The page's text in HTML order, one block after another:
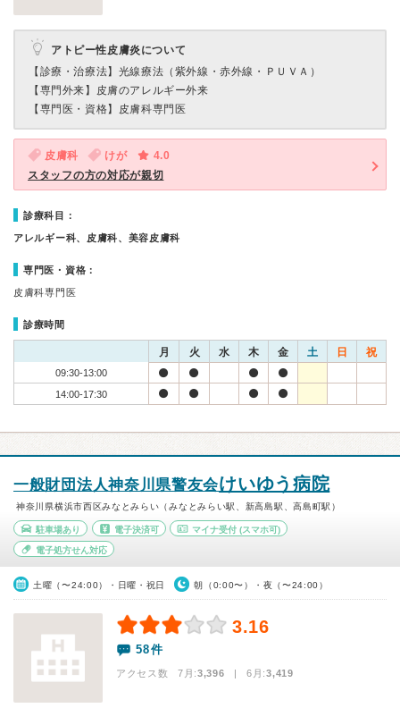
アトピー性皮膚炎について
【診療・治療法】 光線療法（紫外線・赤外線・ＰＵＶＡ）
【専門外来】 皮膚のアレルギー外来
【専門医・資格】 皮膚科専門医
皮膚科 けが
4.0
スタッフの方の対応が親切
診療科目：
アレルギー科、皮膚科、美容皮膚科
専門医・資格：
皮膚科専門医
診療時間
月 火 水 木 金 土 日 祝
09:30-13:00
14:00-17:30
一般財団法人神奈川県警友会けいゆう病院
神奈川県横浜市西区みなとみらい（みなとみらい駅、新高島駅、高島町駅）
駐車場あり 電子決済可 マイナ受付 (スマホ可)
電子処方せん対応
土曜（〜24:00）・日曜・祝日 朝（0:00〜）・夜（〜24:00）
3.16
58件
アクセス数 7月:3,396 | 6月:3,419